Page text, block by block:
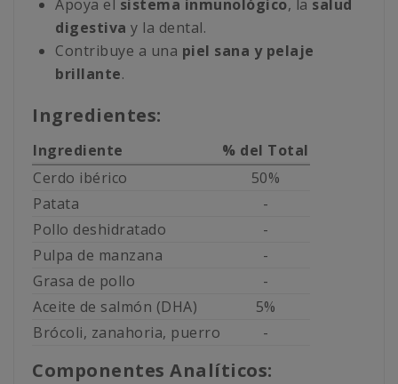
Apoya el sistema inmunológico, la salud
digestiva y la dental.
Contribuye a una piel sana y pelaje
brillante.
Ingredientes:
Ingrediente
% del Total
Cerdo ibérico
50%
Patata
-
Pollo deshidratado
-
Pulpa de manzana
-
Grasa de pollo
-
Aceite de salmón (DHA)
5%
Brócoli, zanahoria, puerro
-
Componentes Analíticos: